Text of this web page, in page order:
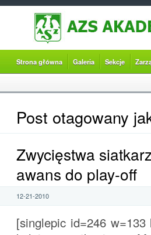
Strona główna Galeria Sekcje
Post otagowany
Zwycięstwa
awans do play-off
12-21-2010
[singlepic id=246